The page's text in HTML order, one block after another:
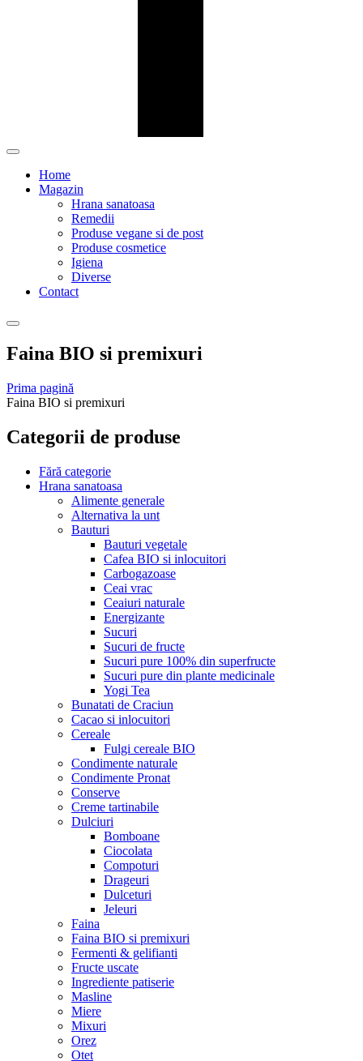
Home
Magazin
Hrana sanatoasa
Remedii
Produse vegane si de post
Produse cosmetice
Igiena
Diverse
Contact
Faina BIO si premixuri
Prima pagină
Faina BIO si premixuri
Categorii de produse
Fără categorie
Hrana sanatoasa
Alimente generale
Alternativa la unt
Bauturi
Bauturi vegetale
Cafea BIO si inlocuitori
Carbogazoase
Ceai vrac
Ceaiuri naturale
Energizante
Sucuri
Sucuri de fructe
Sucuri pure 100% din superfructe
Sucuri pure din plante medicinale
Yogi Tea
Bunatati de Craciun
Cacao si inlocuitori
Cereale
Fulgi cereale BIO
Condimente naturale
Condimente Pronat
Conserve
Creme tartinabile
Dulciuri
Bomboane
Ciocolata
Compoturi
Drageuri
Dulceturi
Jeleuri
Faina
Faina BIO si premixuri
Fermenti & gelifianti
Fructe uscate
Ingrediente patiserie
Masline
Miere
Mixuri
Orez
Otet